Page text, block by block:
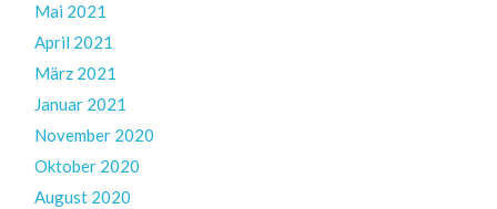
Mai 2021
April 2021
März 2021
Januar 2021
November 2020
Oktober 2020
August 2020